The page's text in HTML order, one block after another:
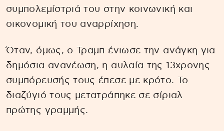
συμπολεμίστριά του στην κοινωνική και
οικονομική του αναρρίχηση.
Όταν, όμως, ο Τραμπ ένιωσε την ανάγκη για
δημόσια ανανέωση, η αυλαία της 13χρονης
συμπόρευσής τους έπεσε με κρότο. Το
διαζύγιό τους μετατράπηκε σε σίριαλ
πρώτης γραμμής.